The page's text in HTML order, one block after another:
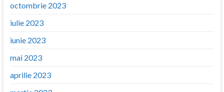
octombrie 2023
iulie 2023
iunie 2023
mai 2023
aprilie 2023